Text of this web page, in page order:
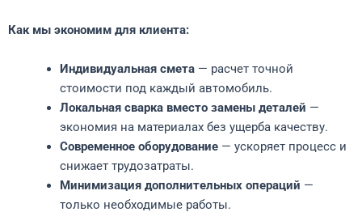
Как мы экономим для клиента:
Индивидуальная смета— расчет точной
стоимости под каждый автомобиль.
Локальная сварка вместо замены деталей —
экономия на материалах без ущерба качеству.
Современное оборудование— ускоряет процесс и
снижает трудозатраты.
Минимизация дополнительных операций —
только необходимые работы.